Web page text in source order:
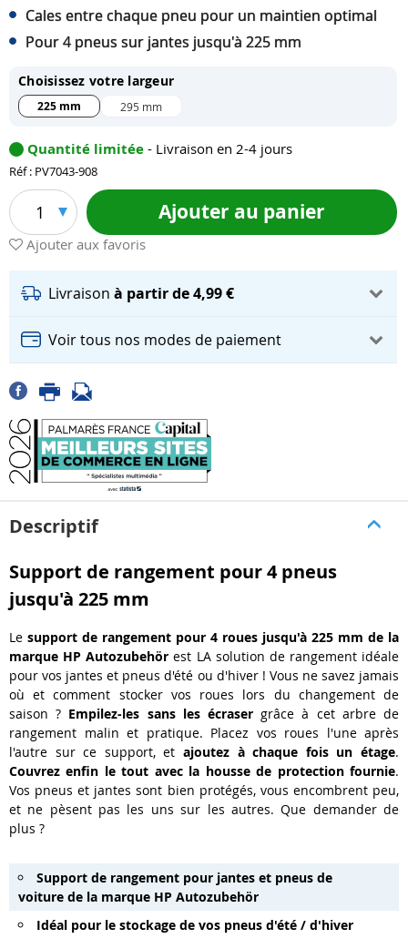
Cales entre chaque pneu pour un maintien optimal
Pour 4 pneus sur jantes jusqu'à 225 mm
Choisissez votre largeur
225 mm 295 mm
Quantité limitée - Livraison en 2-4 jours
Réf : PV7043-908
1 Ajouter au panier
Ajouter aux favoris
Livraison à partir de 4,99 €
Voir tous nos modes de paiement
Descriptif
Support de rangement pour 4 pneus
jusqu'à 225 mm
Le support de rangement pour 4 roues jusqu'à 225 mm de la
marque HP Autozubehör est LA solution de rangement idéale
pour vos jantes et pneus d'été ou d'hiver ! Vous ne savez jamais
où et comment stocker vos roues lors du changement de
saison ? Empilez-les sans les écraser grâce à cet arbre de
rangement malin et pratique. Placez vos roues l'une après
l'autre sur ce support, et ajoutez à chaque fois un étage.
Couvrez enfin le tout avec la housse de protection fournie.
Vos pneus et jantes sont bien protégés, vous encombrent peu,
et ne pèsent pas les uns sur les autres. Que demander de
plus ?
Support de rangement pour jantes et pneus de
voiture de la marque HP Autozubehör
Idéal pour le stockage de vos pneus d'été / d'hiver